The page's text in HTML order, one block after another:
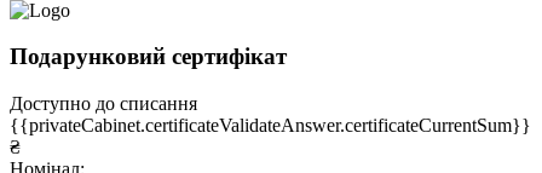
Подарунковий сертифікат
Доступно до списання
{{privateCabinet.certificateValidateAnswer.certificateCurrentSum}}
₴